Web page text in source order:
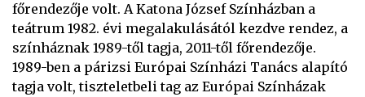
főrendezője volt. A Katona József Színházban a
teátrum 1982. évi megalakulásától kezdve rendez, a
színháznak 1989-től tagja, 2011-től főrendezője.
1989-ben a párizsi Európai Színházi Tanács alapító
tagja volt, tiszteletbeli tag az Európai Színházak